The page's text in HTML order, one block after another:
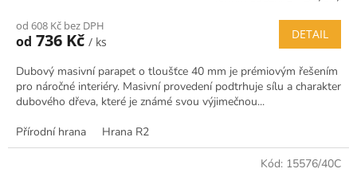
od 608 Kč bez DPH
od 736 Kč / ks
DETAIL
Dubový masivní parapet o tloušťce 40 mm je prémiovým řešením
pro náročné interiéry. Masivní provedení podtrhuje sílu a charakter
dubového dřeva, které je známé svou výjimečnou...
Přírodní hrana
Hrana R2
Kód: 15576/40C